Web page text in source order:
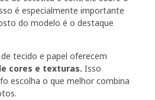
é especialmente importante
do modelo é o destaque
tecido e papel oferecem
cores e texturas. Isso
escolha o que melhor combina